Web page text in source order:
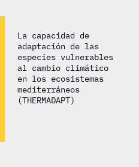
La capacidad de
adaptación de las
especies vulnerables
al cambio climático
en los ecosistemas
mediterráneos
(THERMADAPT)